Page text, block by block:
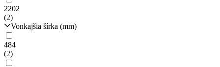
2202
(2)
Vonkajšia šírka (mm)
484
(2)